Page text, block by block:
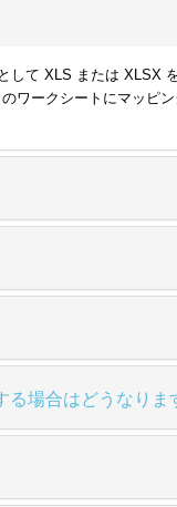
て XLS または XLSX
ワークシートにマッピ
る場合はどうなりま